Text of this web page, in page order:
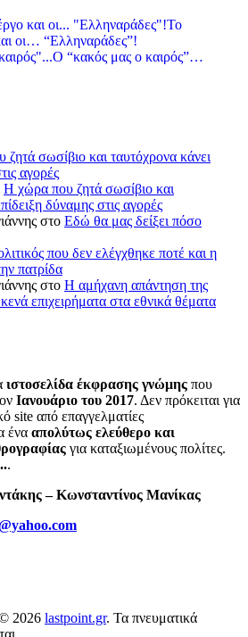
Το
οι… “Ελληναράδες”!
Ο “κακός μας ο καιρός”…
σωσίβιο και ταυτόχρονα κάνει
αγορές
Η χώρα που ζητά σωσίβιο και
δύναμης στις αγορές
στο Εδώ θα μας δείξει πόσο
που δεν ελέγχθηκε ποτέ και η
πατρίδα
στο Η αμήχανη απάντηση της
επιχειρήματα στα εθνικά θέματα
ιστοσελίδα έκφρασης γνώμης που
Ιανουάριο του 2017. Δεν πρόκειται για
site από επαγγελματίες
ένα απολύτως ελεύθερο και
για καταξιωμένους πολίτες.
.
– Κωνσταντίνος Μανίκας
2026 lastpoint.gr. Τα πνευματικά